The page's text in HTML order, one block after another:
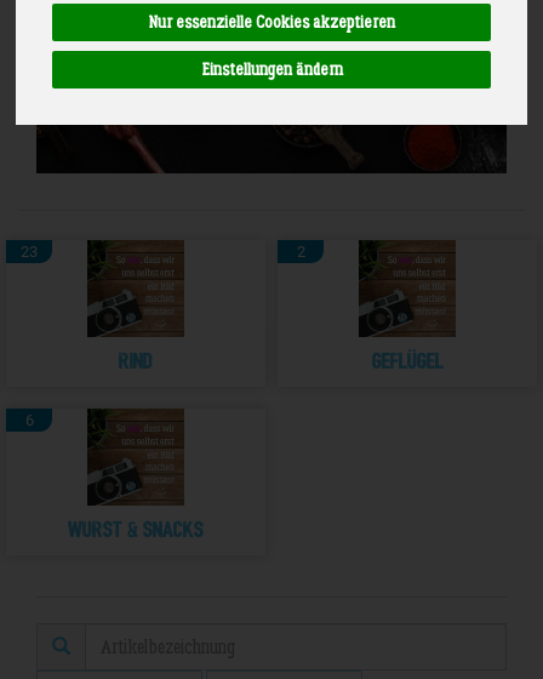
Nur essenzielle Cookies akzeptieren
Einstellungen ändern
23
Rind
2
Geflügel
6
Wurst & Snacks